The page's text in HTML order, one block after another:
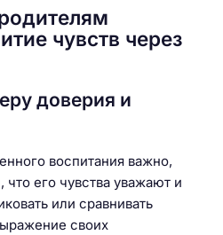
чувств через
доверия и
воспитания важно,
что его чувства уважают и
или сравнивать
своих